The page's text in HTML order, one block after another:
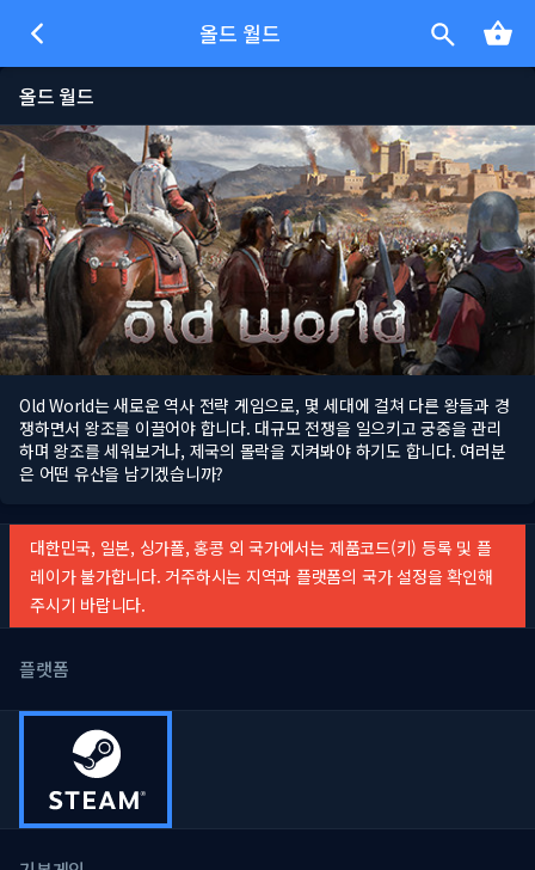
올드 월드
올드 월드
Old World는 새로운 역사 전략 게임으로, 몇 세대에 걸쳐 다른 왕들과 경
쟁하면서 왕조를 이끌어야 합니다. 대규모 전쟁을 일으키고 궁중을 관리
하며 왕조를 세워보거나, 제국의 몰락을 지켜봐야 하기도 합니다. 여러분
은 어떤 유산을 남기겠습니까?
대한민국, 일본, 싱가폴, 홍콩 외 국가에서는 제품코드(키) 등록 및 플
레이가 불가합니다. 거주하시는 지역과 플랫폼의 국가 설정을 확인해
주시기 바랍니다.
플랫폼